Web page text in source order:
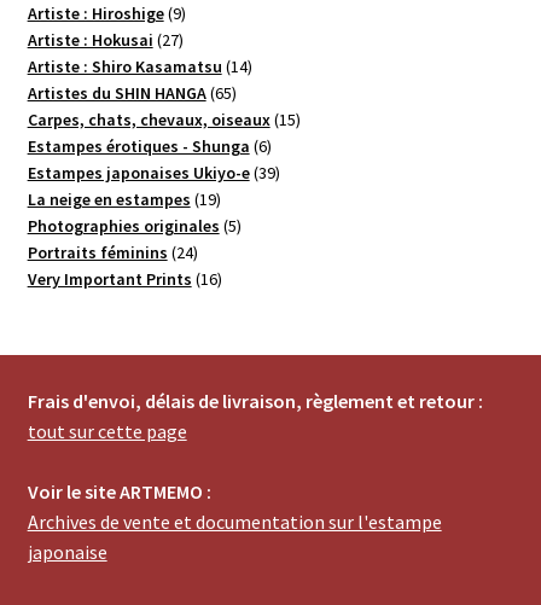
Artiste : Hiroshige 99
produits
Artiste : Hokusai 2727
produits
Artiste : Shiro Kasamatsu 1414
Artistes du SHIN HANGA 6565
produits
Carpes, chats, chevaux, oiseaux 1515
Estampes érotiques - Shunga 66
produits
Estampes japonaises Ukiyo-e 3939
La neige en estampes 1919
produits
Photographies originales 55
Portraits féminins 2424
produits
Very Important Prints 1616
Frais d'envoi, délais de livraison, règlement et retour :
tout sur cette page
Voir le site ARTMEMO :
Archives de vente et documentation sur l'estampe
japonaise